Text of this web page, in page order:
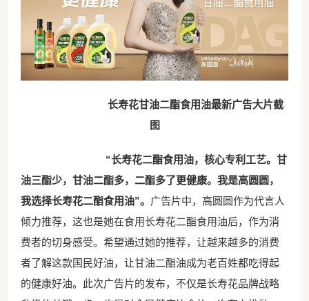
长寿花甘油二酯食用油最新广告大片截
图
“长寿花二酯食用油，核心专利工艺。甘
油三酯少，甘油二酯多，二酯多了更健康。我是高圆圆，
我选择长寿花二酯食用油”。 广告片中，高圆圆作为代言人
倾力推荐，这也是她在食用长寿花二酯食用油后，作为消
费者的切身感受。希望通过她的推荐，让越来越多的消费
者了解这款国民好油，让甘油二酯油成为老百姓都吃得起
的健康好油。此次广告片的发布，不仅是长寿花品牌战略